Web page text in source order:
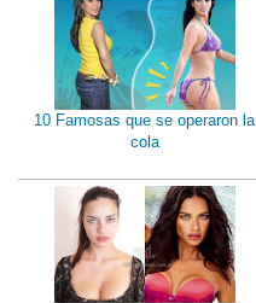
10 Famosas que se operaron la
cola